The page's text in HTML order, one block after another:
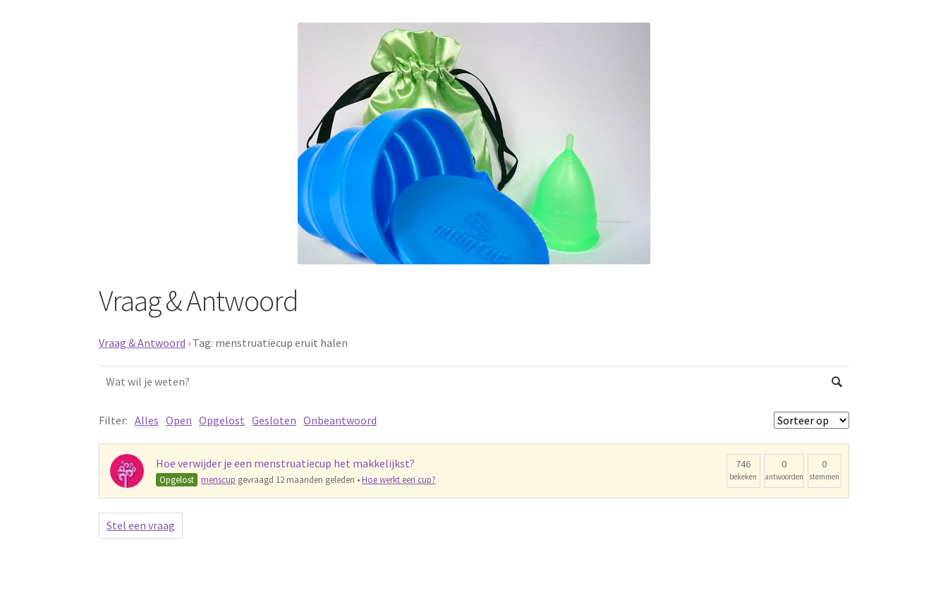
Vraag & Antwoord
Vraag & Antwoord › Tag: menstruatiecup eruit halen
Filter: Alles Open Opgelost Gesloten Onbeantwoord
Hoe verwijder je een menstruatiecup het makkelijkst?
Opgelost menscup gevraagd 12 maanden geleden • Hoe werkt een cup?
746
bekeken
0
antwoorden
0
stemmen
Stel een vraag